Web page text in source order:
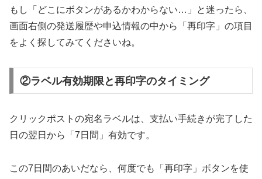
もし「どこにボタンがあるかわからない…」と迷ったら、
画面右側の発送履歴や申込情報の中から「再印字」の項目
をよく探してみてくださいね。
②ラベル有効期限と再印字のタイミング
クリックポストの宛名ラベルは、支払い手続きが完了した
日の翌日から「7日間」有効です。
この7日間のあいだなら、何度でも「再印字」ボタンを使